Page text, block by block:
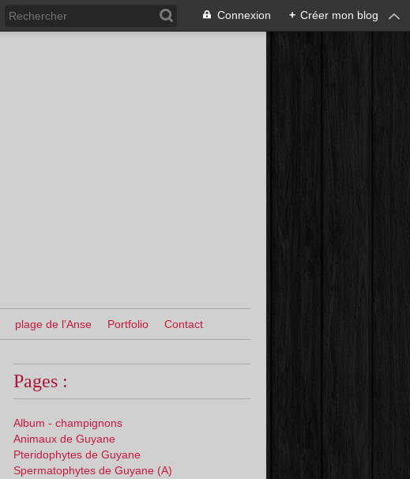
Connexion + Créer mon blog
plage de l'Anse Portfolio Contact
Pages :
Album - champignons
Animaux de Guyane
Pteridophytes de Guyane
Spermatophytes de Guyane (A)